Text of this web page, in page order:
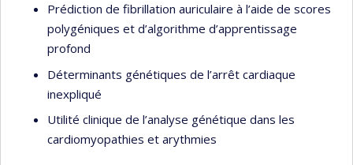
Prédiction de fibrillation auriculaire à l’aide de scores
polygéniques et d’algorithme d’apprentissage
profond
Déterminants génétiques de l’arrêt cardiaque
inexpliqué
Utilité clinique de l’analyse génétique dans les
cardiomyopathies et arythmies